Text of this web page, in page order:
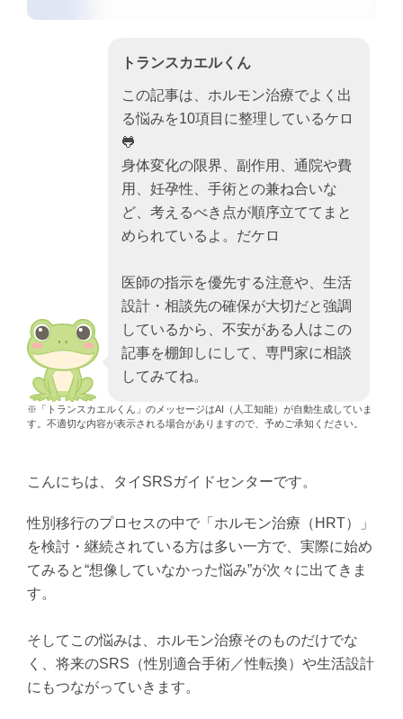
トランスカエルくん
この記事は、ホルモン治療でよく出
る悩みを10項目に整理しているケロ
🐸
身体変化の限界、副作用、通院や費
用、妊孕性、手術との兼ね合いな
ど、考えるべき点が順序立ててまと
められているよ。だケロ
医師の指示を優先する注意や、生活
設計・相談先の確保が大切だと強調
しているから、不安がある人はこの
記事を棚卸しにして、専門家に相談
してみてね。
※「トランスカエルくん」のメッセージはAI（人工知能）が自動生成していま
す。不適切な内容が表示される場合がありますので、予めご承知ください。
こんにちは、タイSRSガイドセンターです。
性別移行のプロセスの中で「ホルモン治療（HRT）」
を検討・継続されている方は多い一方で、実際に始め
てみると“想像していなかった悩み”が次々に出てきま
す。
そしてこの悩みは、ホルモン治療そのものだけでな
く、将来のSRS（性別適合手術／性転換）や生活設計
にもつながっていきます。